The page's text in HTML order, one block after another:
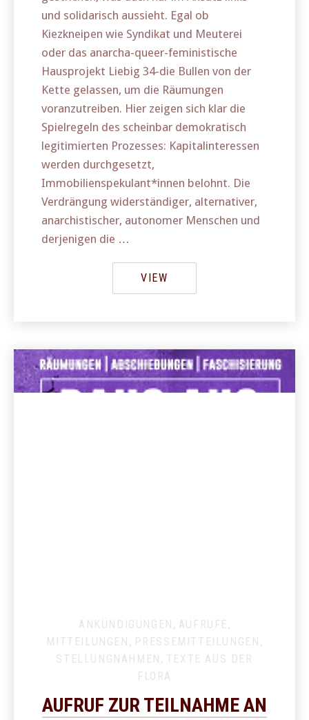
und solidarisch aussieht. Egal ob
Kiezkneipen wie Syndikat und Meuterei
oder das anarcha-queer-feministische
Hausprojekt Liebig 34-die Bullen von der
Kette gelassen, um die Räumungen
voranzutreiben. Hier zeigen sich klar die
Spielregeln des scheinbar demokratisch
legitimierten Prozesses: Kapitalinteressen
werden durchgesetzt,
Immobilienspekulant*innen belohnt. Die
Verdrängung widerständiger, alternativer,
anarchistischer, autonomer Menschen und
derjenigen die …
VIEW
ANKÜNDIGUNGEN , AUFRUFE ,
MITTEILUNGEN , PRESSEMITTEILUNGEN ,
STELLUNGNAHMEN , TEXTE AUS DER
FLORA
AUFRUF ZUR TEILNAHME AN